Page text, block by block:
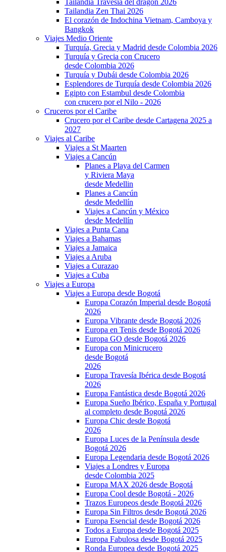
Tailandia Travesía del dragón 2026
Tailandia Zen Thai 2026
El corazón de Indochina Vietnam, Camboya y
Bangkok
Viajes Medio Oriente
Turquía, Grecia y Madrid desde Colombia 2026
Turquía y Grecia con Crucero
desde Colombia 2026
Turquía y Dubái desde Colombia 2026
Esplendores de Turquía desde Colombia 2026
Egipto con Estambul desde Colombia
con crucero por el Nilo - 2026
Cruceros por el Caribe
Crucero por el Caribe desde Cartagena 2025 a
2027
Viajes al Caribe
Viajes a St Maarten
Viajes a Cancún
Planes a Playa del Carmen
y Riviera Maya
desde Medellin
Planes a Cancún
desde Medellín
Viajes a Cancún y México
desde Medellín
Viajes a Punta Cana
Viajes a Bahamas
Viajes a Jamaica
Viajes a Aruba
Viajes a Curazao
Viajes a Cuba
Viajes a Europa
Viajes a Europa desde Bogotá
Europa Corazón Imperial desde Bogotá
2026
Europa Vibrante desde Bogotá 2026
Europa en Tenis desde Bogotá 2026
Europa GO desde Bogotá 2026
Europa con Minicrucero
desde Bogotá
2026
Europa Travesía Ibérica desde Bogotá
2026
Europa Fantástica desde Bogotá 2026
Europa Sueño Ibérico, España y Portugal
al completo desde Bogotá 2026
Europa Chic desde Bogotá
2026
Europa Luces de la Península desde
Bogotá 2026
Europa Legendaria desde Bogotá 2026
Viajes a Londres y Europa
desde Colombia 2025
Europa MAX 2026 desde Bogotá
Europa Cool desde Bogotá - 2026
Trazos Europeos desde Bogotá 2026
Europa Sin Filtros desde Bogotá 2026
Europa Esencial desde Bogotá 2026
Todos a Europa desde Bogotá 2025
Europa Fabulosa desde Bogotá 2025
Ronda Europea desde Bogotá 2025